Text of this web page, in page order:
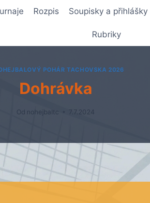
Rozpis Soupisky a přihlášky
Rubriky
POHÁR TACHOVSKA 2026
Dohrávka
Od nohejbaltc 7.7.2024